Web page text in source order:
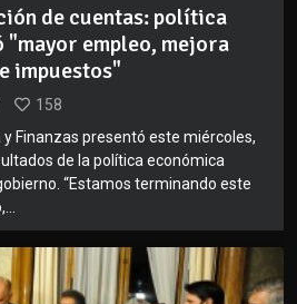
de cuentas: política
"mayor empleo, mejora
impuestos"
158
Finanzas presentó este miércoles,
de la política económica
“Estamos terminando este